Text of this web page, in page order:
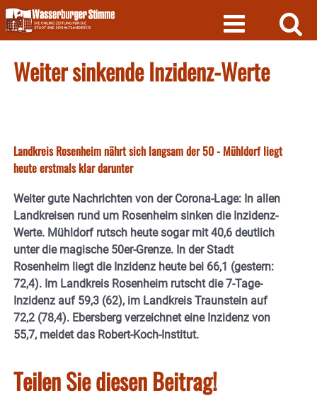
Skip
to
content
Weiter sinkende Inzidenz-Werte
Landkreis Rosenheim nährt sich langsam der 50 - Mühldorf liegt
heute erstmals klar darunter
Weiter gute Nachrichten von der Corona-Lage: In allen
Landkreisen rund um Rosenheim sinken die Inzidenz-
Werte. Mühldorf rutsch heute sogar mit 40,6 deutlich
unter die magische 50er-Grenze. In der Stadt
Rosenheim liegt die Inzidenz heute bei 66,1 (gestern:
72,4). Im Landkreis Rosenheim rutscht die 7-Tage-
Inzidenz auf 59,3 (62), im Landkreis Traunstein auf
72,2 (78,4). Ebersberg verzeichnet eine Inzidenz von
55,7, meldet das Robert-Koch-Institut.
Teilen Sie diesen Beitrag!